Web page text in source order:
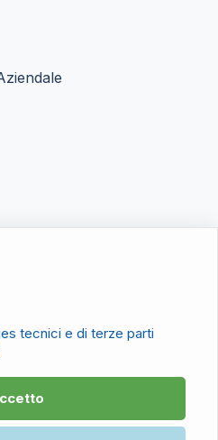
tecnici e di terze parti